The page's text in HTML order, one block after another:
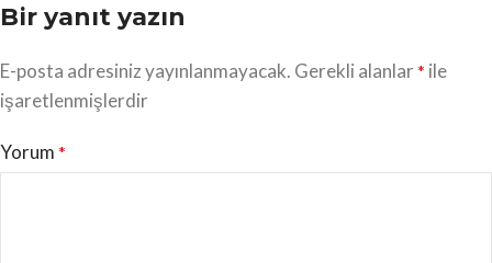
Bir yanıt yazın
E-posta adresiniz yayınlanmayacak. Gerekli alanlar* ile
işaretlenmişlerdir
Yorum *